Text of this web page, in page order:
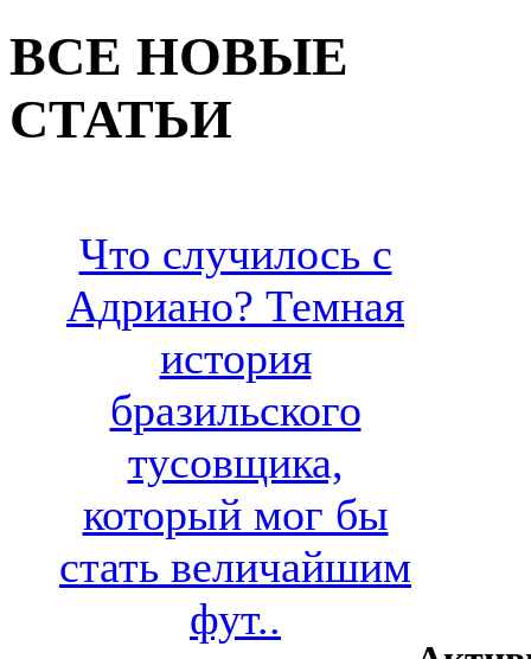
ВСЕ НОВЫЕ
СТАТЬИ
Что случилось с
Адриано? Темная
история
бразильского
тусовщика,
который мог бы
стать величайшим
фут..